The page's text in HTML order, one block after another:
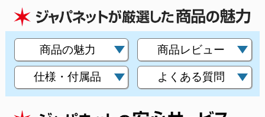
商品の魅力 商品レビュー
仕様・付属品 よくある質問